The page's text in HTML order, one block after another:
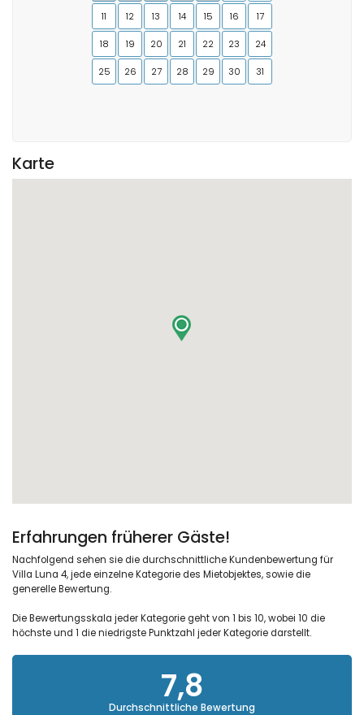
11 12 13 14 15 16 17
18 19 20 21 22 23 24
25 26 27 28 29 30 31
Karte
Erfahrungen früherer Gäste!
Nachfolgend sehen sie die durchschnittliche Kundenbewertung für
Villa Luna 4, jede einzelne Kategorie des Mietobjektes, sowie die
generelle Bewertung.
Die Bewertungsskala jeder Kategorie geht von 1 bis 10, wobei 10 die
höchste und 1 die niedrigste Punktzahl jeder Kategorie darstellt.
7,8
Durchschnittliche Bewertung